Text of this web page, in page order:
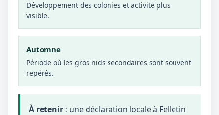
Développement des colonies et activité plus
visible.
Automne
Période où les gros nids secondaires sont souvent
repérés.
À retenir : une déclaration locale à Felletin